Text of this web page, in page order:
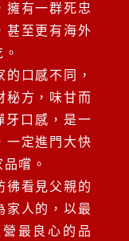
擁有一群死忠
甚至更有海外
口感不同，
秘方，味甘而
牙口感，是一
一定進門大快
嚐。
彿看見父親的
家人的，以最
最良心的品